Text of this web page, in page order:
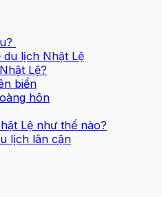
du lịch Nhật Lệ
Lệ?
biển
hôn
Lệ như thế nào?
lịch lân cận